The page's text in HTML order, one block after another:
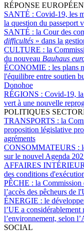
RÉPONSE
SANTÉ : Covid-19, les
la question du passeport
SANTÉ : la Cour des
difficultés » dans la
CULTURE : la
du nouveau Bauhaus
ÉCONOMIE : les plans
l'équilibre entre soutien
Donohoe
RÉGIONS : Covid-19, la
vert à une nouvelle
POLITIQUES
TRANSPORTS : la
proposition législative
agréments
CONSOMMATEURS :
sur le nouvel Agenda
AFFAIRES
des conditions
PÊCHE : la Commission
l’accès des pêcheurs de
ÉNERGIE : le
l’UE a considérablement
l’environnement, selon
SOCIAL